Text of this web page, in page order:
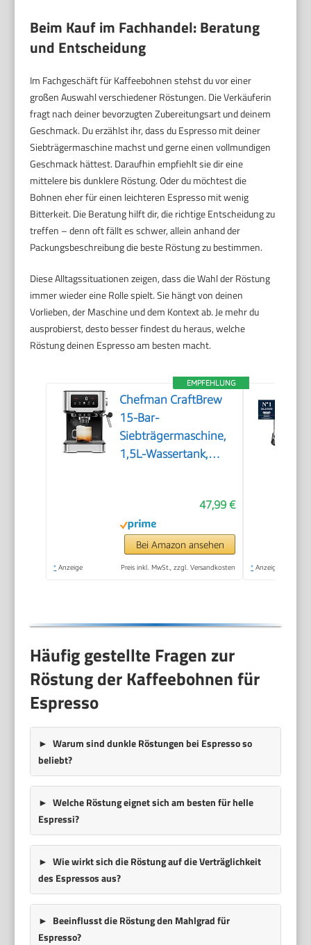
Beim Kauf im Fachhandel: Beratung
und Entscheidung
Im Fachgeschäft für Kaffeebohnen stehst du vor einer
großen Auswahl verschiedener Röstungen. Die Verkäuferin
fragt nach deiner bevorzugten Zubereitungsart und deinem
Geschmack. Du erzählst ihr, dass du Espresso mit deiner
Siebträgermaschine machst und gerne einen vollmundigen
Geschmack hättest. Daraufhin empfiehlt sie dir eine
mittelere bis dunklere Röstung. Oder du möchtest die
Bohnen eher für einen leichteren Espresso mit wenig
Bitterkeit. Die Beratung hilft dir, die richtige Entscheidung zu
treffen – denn oft fällt es schwer, allein anhand der
Packungsbeschreibung die beste Röstung zu bestimmen.
Diese Alltagssituationen zeigen, dass die Wahl der Röstung
immer wieder eine Rolle spielt. Sie hängt von deinen
Vorlieben, der Maschine und dem Kontext ab. Je mehr du
ausprobierst, desto besser findest du heraus, welche
Röstung deinen Espresso am besten macht.
EMPFEHLUNG
Chefman CraftBrew
15-Bar-
Siebträgermaschine,
1,5L-Wassertank,
47,99 €
Bei Amazon ansehen
* Anzeige Preis inkl. MwSt., zzgl. Versandkosten * Anzeige
Häufig gestellte Fragen zur
Röstung der Kaffeebohnen für
Espresso
Warum sind dunkle Röstungen bei Espresso so
beliebt?
Welche Röstung eignet sich am besten für helle
Espressi?
Wie wirkt sich die Röstung auf die Verträglichkeit
des Espressos aus?
Beeinflusst die Röstung den Mahlgrad für
Espresso?